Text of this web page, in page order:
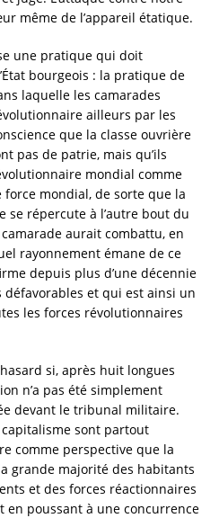
même de l’appareil étatique.
une pratique qui doit
bourgeois : la pratique de
laquelle les camarades
ailleurs par les
que la classe ouvrière
pas de patrie, mais qu’ils
mondial comme
mondial, de sorte que la
répercute à l’autre bout du
aurait combattu, en
rayonnement émane de ce
depuis plus d’une décennie
et qui est ainsi un
les forces révolutionnaires
si, après huit longues
n’a pas été simplement
devant le tribunal militaire.
sont partout
comme perspective que la
grande majorité des habitants
et des forces réactionnaires
en poussant à une concurrence